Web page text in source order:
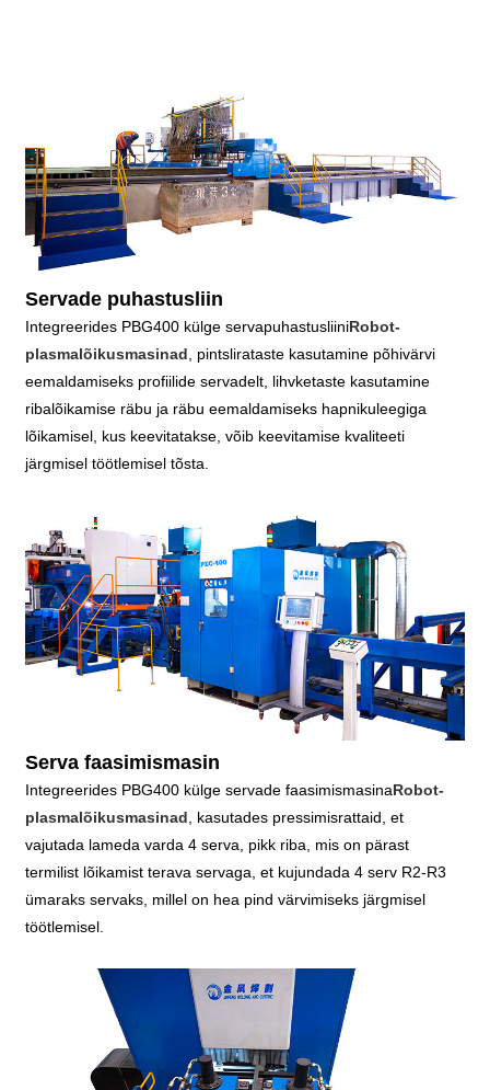
Servade puhastusliin
Integreerides PBG400 külge servapuhastusliiniRobot-
plasmalõikusmasinad, pintslirataste kasutamine põhivärvi
eemaldamiseks profiilide servadelt, lihvketaste kasutamine
ribalõikamise räbu ja räbu eemaldamiseks hapnikuleegiga
lõikamisel, kus keevitatakse, võib keevitamise kvaliteeti
järgmisel töötlemisel tõsta.
Serva faasimismasin
Integreerides PBG400 külge servade faasimismasinaRobot-
plasmalõikusmasinad, kasutades pressimisrattaid, et
vajutada lameda varda 4 serva, pikk riba, mis on pärast
termilist lõikamist terava servaga, et kujundada 4 serv R2-R3
ümaraks servaks, millel on hea pind värvimiseks järgmisel
töötlemisel.